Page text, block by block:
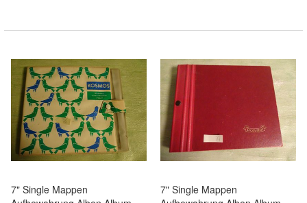
7" Single Mappen
7" Single Mappen